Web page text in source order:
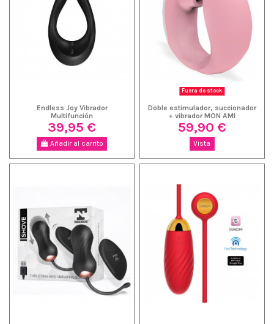
Endless Joy Vibrador
Multifunción
39,95 €
Añadir al carrito
Fuera de stock
Doble estimulador, succionador
+ vibrador MON AMI
59,90 €
Vista